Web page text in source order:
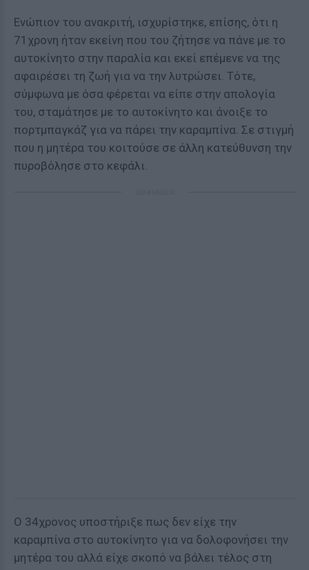
Ενώπιον του ανακριτή, ισχυρίστηκε, επίσης, ότι η
71χρονη ήταν εκείνη που του ζήτησε να πάνε με το
αυτοκίνητο στην παραλία και εκεί επέμενε να της
αφαιρέσει τη ζωή για να την λυτρώσει. Τότε,
σύμφωνα με όσα φέρεται να είπε στην απολογία
του, σταμάτησε με το αυτοκίνητο και άνοιξε το
πορτμπαγκάζ για να πάρει την καραμπίνα. Σε στιγμή
που η μητέρα του κοιτούσε σε άλλη κατεύθυνση την
πυροβόλησε στο κεφάλι.
Ο 34χρονος υποστήριξε πως δεν είχε την
καραμπίνα στο αυτοκίνητο για να δολοφονήσει την
μητέρα του αλλά είχε σκοπό να βάλει τέλος στη